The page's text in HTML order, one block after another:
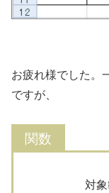
お疲れ様でした。
ですが、
対